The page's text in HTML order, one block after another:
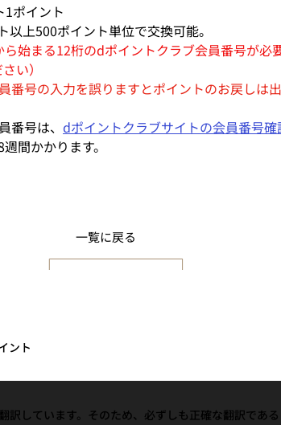
一覧に戻る
1ポイント
上500ポイント単位で交換可能。
始まる12桁のdポイントクラブ会員番号が必
い）
番号の入力を誤りますとポイントのお戻しは
号は、 dポイントクラブサイトの会員番号確
間かかります。
ント
しています。そのため、必ずしも正確な翻訳である